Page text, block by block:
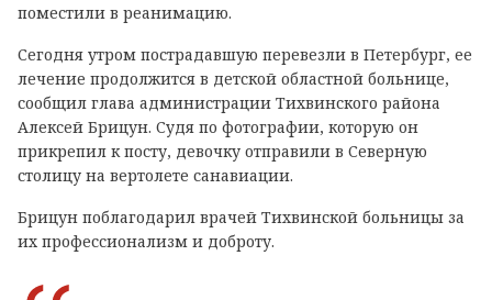
поместили в реанимацию.
Сегодня утром пострадавшую перевезли в Петербург, ее
лечение продолжится в детской областной больнице,
сообщил глава администрации Тихвинского района
Алексей Брицун. Судя по фотографии, которую он
прикрепил к посту, девочку отправили в Северную
столицу на вертолете санавиации.
Брицун поблагодарил врачей Тихвинской больницы за
их профессионализм и доброту.